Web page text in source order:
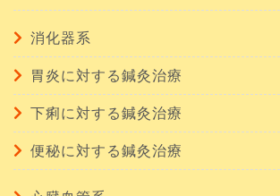
消化器系
胃炎に対する鍼灸治療
下痢に対する鍼灸治療
便秘に対する鍼灸治療